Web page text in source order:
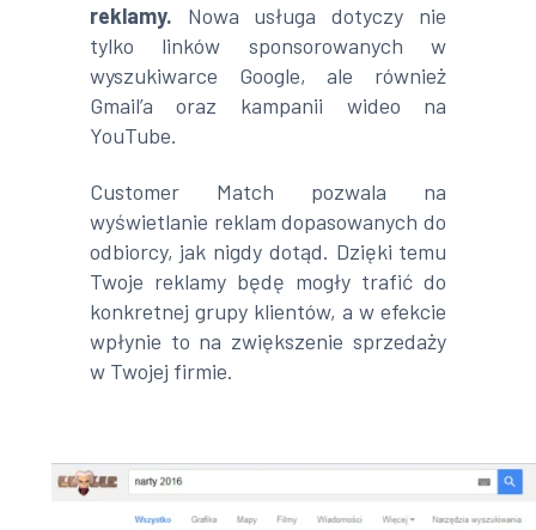
reklamy. Nowa usługa dotyczy nie
tylko linków sponsorowanych w
wyszukiwarce Google, ale również
Gmail’a oraz kampanii wideo na
YouTube.
Customer Match pozwala na
wyświetlanie reklam dopasowanych do
odbiorcy, jak nigdy dotąd. Dzięki temu
Twoje reklamy będę mogły trafić do
konkretnej grupy klientów, a w efekcie
wpłynie to na zwiększenie sprzedaży
w Twojej firmie.